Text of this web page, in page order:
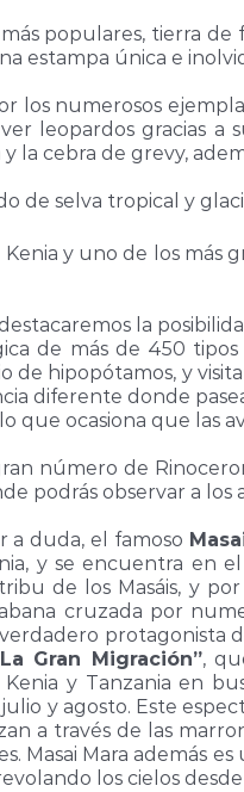
populares, tierra de
estampa única e
los numerosos
leopardos gracias a
la cebra de grevy,
de selva tropical y
Kenia y uno de los más
la
de más de 450
de hipopótamos, y
diferente donde
que ocasiona que las
número de
podrás observar a los
a duda, el famoso
y se encuentra en
de los Masáis, y
cruzada por
verdadero protagonista
Gran Migración”,
Kenia y Tanzania en
julio y agosto. Este
a través de las
Masai Mara además
los cielos